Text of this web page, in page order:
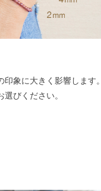
象に大きく影響します。
びください。